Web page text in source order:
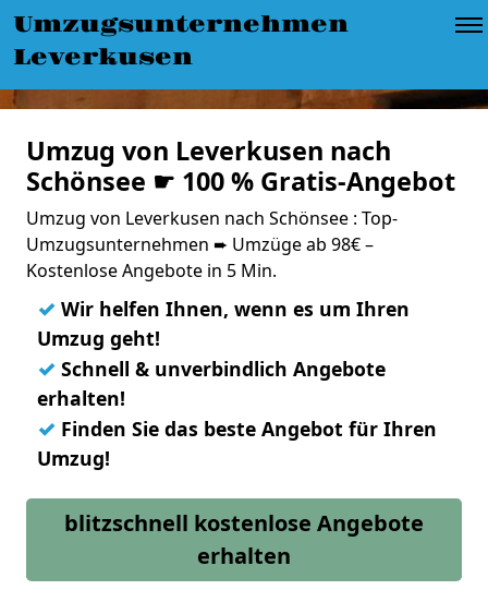
Umzugsunternehmen
Leverkusen
Umzug von Leverkusen nach
Schönsee ☛ 100 % Gratis-Angebot
Umzug von Leverkusen nach Schönsee : Top-
Umzugsunternehmen ➨ Umzüge ab 98€ –
Kostenlose Angebote in 5 Min.
✓ Wir helfen Ihnen, wenn es um Ihren
Umzug geht!
✓ Schnell & unverbindlich Angebote
erhalten!
✓ Finden Sie das beste Angebot für Ihren
Umzug!
blitzschnell kostenlose Angebote
erhalten